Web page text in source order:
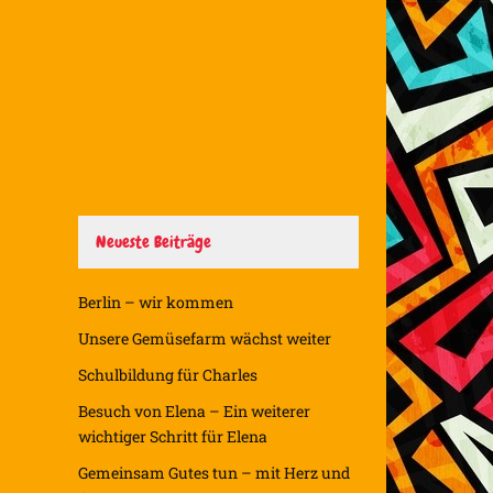
Neueste Beiträge
Berlin – wir kommen
Unsere Gemüsefarm wächst weiter
Schulbildung für Charles
Besuch von Elena – Ein weiterer
wichtiger Schritt für Elena
Gemeinsam Gutes tun – mit Herz und